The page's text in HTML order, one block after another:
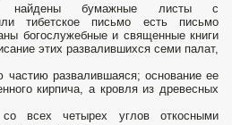
бумажные листы с
тибетское письмо есть письмо
богослужебные и священные книги
этих развалившихся семи палат,
частию развалившаяся; основание ее
кирпича, а кровля из древесных
всех четырех углов откосными